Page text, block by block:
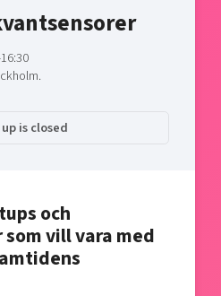
is closed
och
vill vara med